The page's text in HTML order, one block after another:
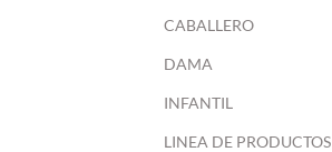
CABALLERO
DAMA
INFANTIL
LINEA DE PRODUCTOS